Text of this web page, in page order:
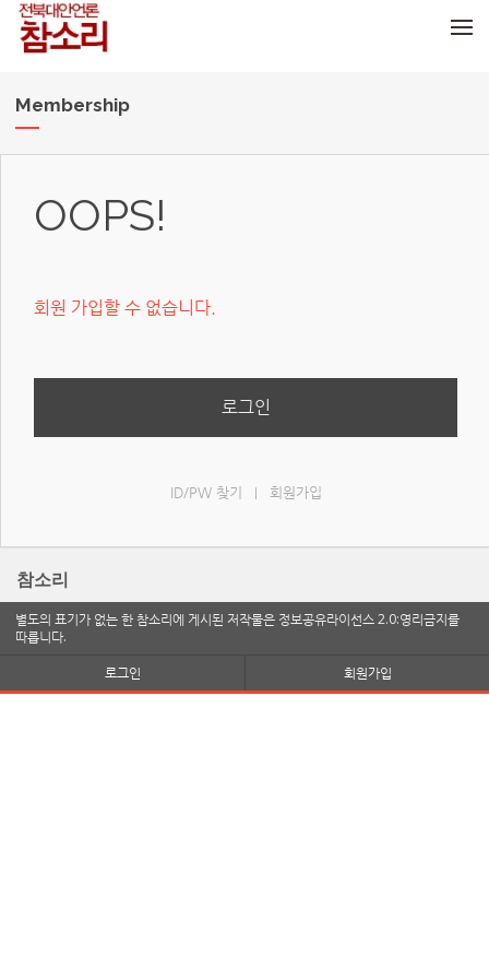
Membership
OOPS!
회원 가입할 수 없습니다.
로그인
ID/PW 찾기 회원가입
참소리
별도의 표기가 없는 한 참소리에 게시된 저작물은 정보공유라이선스 2.0:영리금지를
따릅니다.
로그인
회원가입